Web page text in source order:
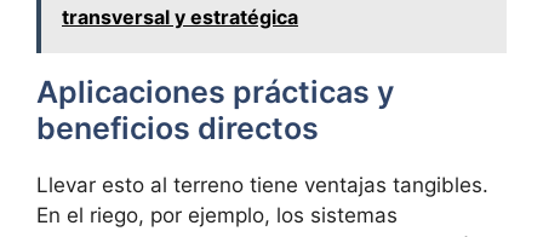
transversal y estratégica
Aplicaciones prácticas y
beneficios directos
Llevar esto al terreno tiene ventajas tangibles.
En el riego, por ejemplo, los sistemas